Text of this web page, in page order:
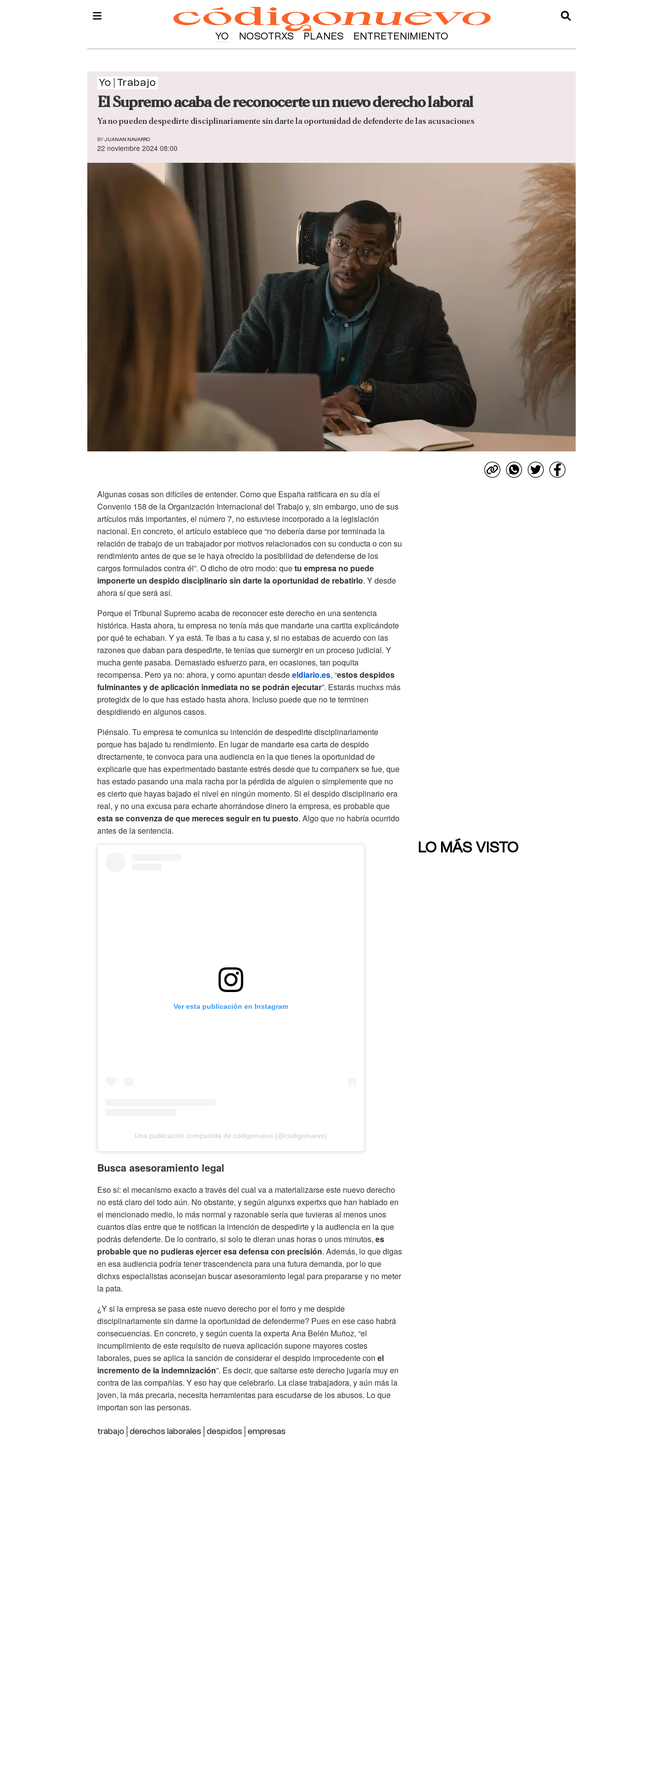
YO NOSOTRXS PLANES ENTRETENIMIENTO
Yo Trabajo
El Supremo acaba de reconocerte un nuevo derecho laboral
Ya no pueden despedirte disciplinariamente sin darte la oportunidad de defenderte de las acusaciones
BY JUANAN NAVARRO
22 noviembre 2024 08:00
Algunas cosas son difíciles de entender. Como que España ratificara en su día el
Convenio 158 de la Organización Internacional del Trabajo y, sin embargo, uno de sus
artículos más importantes, el número 7, no estuviese incorporado a la legislación
nacional. En concreto, el artículo establece que “no debería darse por terminada la
relación de trabajo de un trabajador por motivos relacionados con su conducta o con su
rendimiento antes de que se le haya ofrecido la posibilidad de defenderse de los
cargos formulados contra él”. O dicho de otro modo: quetu empresa no puede
imponerte un despido disciplinario sin darte la oportunidad de rebatirlo. Y desde
ahora sí que será así.
Porque el Tribunal Supremo acaba de reconocer este derecho en una sentencia
histórica. Hasta ahora, tu empresa no tenía más que mandarte una cartita explicándote
por qué te echaban. Y ya está. Te ibas a tu casa y, si no estabas de acuerdo con las
razones que daban para despedirte, te tenías que sumergir en un proceso judicial. Y
mucha gente pasaba. Demasiado esfuerzo para, en ocasiones, tan poquita
recompensa. Pero ya no: ahora, y como apuntan desdeeldiario.es, “estos despidos
fulminantes y de aplicación inmediata no se podrán ejecutar”. Estarás muchxs más
protegidx de lo que has estado hasta ahora. Incluso puede que no te terminen
despidiendo en algunos casos.
Piénsalo. Tu empresa te comunica su intención de despedirte disciplinariamente
porque has bajado tu rendimiento. En lugar de mandarte esa carta de despido
directamente, te convoca para una audiencia en la que tienes la oportunidad de
explicarle que has experimentado bastante estrés desde que tu compañerx se fue, que
has estado pasando una mala racha por la pérdida de alguien o simplemente que no
es cierto que hayas bajado el nivel en ningún momento. Si el despido disciplinario era
real, y no una excusa para echarte ahorrándose dinero la empresa, es probable que
esta se convenza de que mereces seguir en tu puesto. Algo que no habría ocurrido
antes de la sentencia.
Ver esta publicación en Instagram
Una publicación compartida de códigonuevo (@codigonuevo)
Busca asesoramiento legal
Eso sí: el mecanismo exacto a través del cual va a materializarse este nuevo derecho
no está claro del todo aún. No obstante, y según algunxs expertxs que han hablado en
el mencionado medio, lo más normal y razonable sería que tuvieras al menos unos
cuantos días entre que te notifican la intención de despedirte y la audiencia en la que
podrás defenderte. De lo contrario, si solo te dieran unas horas o unos minutos, es
probable que no pudieras ejercer esa defensa con precisión. Además, lo que digas
en esa audiencia podría tener trascendencia para una futura demanda, por lo que
dichxs especialistas aconsejan buscar asesoramiento legal para prepararse y no meter
la pata.
¿Y si la empresa se pasa este nuevo derecho por el forro y me despide
disciplinariamente sin darme la oportunidad de defenderme? Pues en ese caso habrá
consecuencias. En concreto, y según cuenta la experta Ana Belén Muñoz, “el
incumplimiento de este requisito de nueva aplicación supone mayores costes
laborales, pues se aplica la sanción de considerar el despido improcedente con el
incremento de la indemnización”. Es decir, que saltarse este derecho jugaría muy en
contra de las compañías. Y eso hay que celebrarlo. La clase trabajadora, y aún más la
joven, la más precaria, necesita herramientas para escudarse de los abusos. Lo que
importan son las personas.
trabajo derechos laborales despidos empresas
LO MÁS VISTO